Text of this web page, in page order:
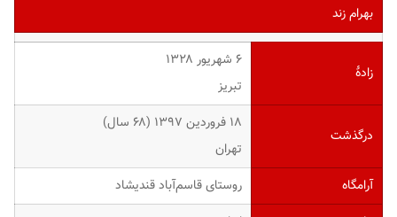
بهرام زند
زادهٔ
۶ شهریور ۱۳۲۸
تبریز
درگذشت
۱۸ فروردین ۱۳۹۷ (۶۸ سال)
تهران
آرامگاه
روستای قاسم‌آباد قندیشاد